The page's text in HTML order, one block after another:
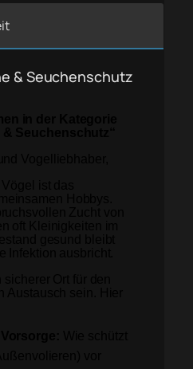
& Seuchenschutz